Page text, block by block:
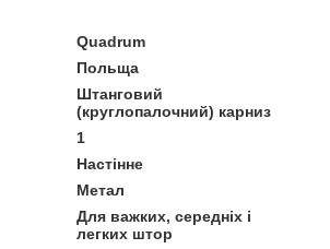
Quadrum
Польща
Штанговий
(круглопалочний) карниз
1
Настінне
Метал
Для важких, середніх і
легких штор